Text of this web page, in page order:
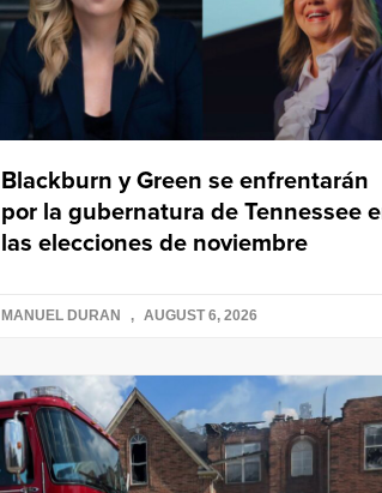
Blackburn y Green se enfrentarán
por la gubernatura de Tennessee
las elecciones de noviembre
MANUEL DURAN AUGUST 6, 2026